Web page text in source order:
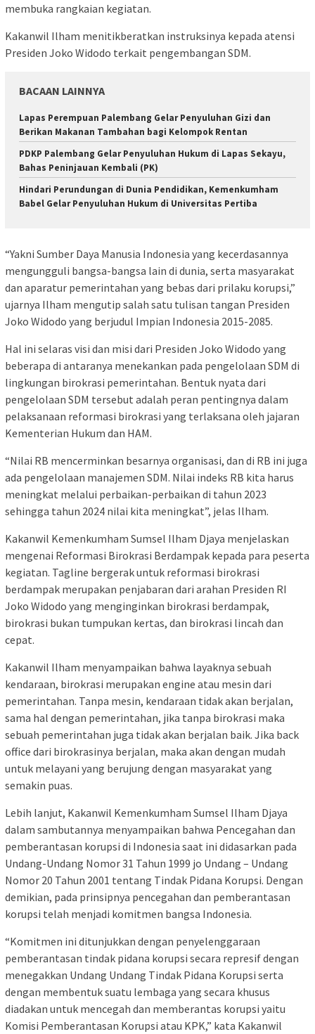
membuka rangkaian kegiatan.
Kakanwil Ilham menitikberatkan instruksinya kepada atensi
Presiden Joko Widodo terkait pengembangan SDM.
BACAAN LAINNYA
Lapas Perempuan Palembang Gelar Penyuluhan Gizi dan
Berikan Makanan Tambahan bagi Kelompok Rentan
PDKP Palembang Gelar Penyuluhan Hukum di Lapas Sekayu,
Bahas Peninjauan Kembali (PK)
Hindari Perundungan di Dunia Pendidikan, Kemenkumham
Babel Gelar Penyuluhan Hukum di Universitas Pertiba
“Yakni Sumber Daya Manusia Indonesia yang kecerdasannya
mengungguli bangsa-bangsa lain di dunia, serta masyarakat
dan aparatur pemerintahan yang bebas dari prilaku korupsi,”
ujarnya Ilham mengutip salah satu tulisan tangan Presiden
Joko Widodo yang berjudul Impian Indonesia 2015-2085.
Hal ini selaras visi dan misi dari Presiden Joko Widodo yang
beberapa di antaranya menekankan pada pengelolaan SDM di
lingkungan birokrasi pemerintahan. Bentuk nyata dari
pengelolaan SDM tersebut adalah peran pentingnya dalam
pelaksanaan reformasi birokrasi yang terlaksana oleh jajaran
Kementerian Hukum dan HAM.
“Nilai RB mencerminkan besarnya organisasi, dan di RB ini juga
ada pengelolaan manajemen SDM. Nilai indeks RB kita harus
meningkat melalui perbaikan-perbaikan di tahun 2023
sehingga tahun 2024 nilai kita meningkat”, jelas Ilham.
Kakanwil Kemenkumham Sumsel Ilham Djaya menjelaskan
mengenai Reformasi Birokrasi Berdampak kepada para peserta
kegiatan. Tagline bergerak untuk reformasi birokrasi
berdampak merupakan penjabaran dari arahan Presiden RI
Joko Widodo yang menginginkan birokrasi berdampak,
birokrasi bukan tumpukan kertas, dan birokrasi lincah dan
cepat.
Kakanwil Ilham menyampaikan bahwa layaknya sebuah
kendaraan, birokrasi merupakan engine atau mesin dari
pemerintahan. Tanpa mesin, kendaraan tidak akan berjalan,
sama hal dengan pemerintahan, jika tanpa birokrasi maka
sebuah pemerintahan juga tidak akan berjalan baik. Jika back
office dari birokrasinya berjalan, maka akan dengan mudah
untuk melayani yang berujung dengan masyarakat yang
semakin puas.
Lebih lanjut, Kakanwil Kemenkumham Sumsel Ilham Djaya
dalam sambutannya menyampaikan bahwa Pencegahan dan
pemberantasan korupsi di Indonesia saat ini didasarkan pada
Undang-Undang Nomor 31 Tahun 1999 jo Undang – Undang
Nomor 20 Tahun 2001 tentang Tindak Pidana Korupsi. Dengan
demikian, pada prinsipnya pencegahan dan pemberantasan
korupsi telah menjadi komitmen bangsa Indonesia.
“Komitmen ini ditunjukkan dengan penyelenggaraan
pemberantasan tindak pidana korupsi secara represif dengan
menegakkan Undang Undang Tindak Pidana Korupsi serta
dengan membentuk suatu lembaga yang secara khusus
diadakan untuk mencegah dan memberantas korupsi yaitu
Komisi Pemberantasan Korupsi atau KPK,” kata Kakanwil